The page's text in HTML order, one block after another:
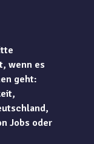
wenn es
geht:
Jobs oder